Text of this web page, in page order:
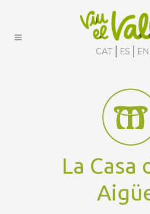
CAT ES EN
La Casa